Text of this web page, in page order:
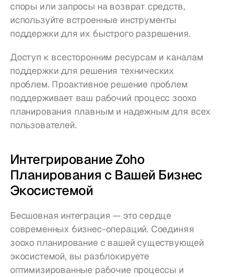
споры или запросы на возврат средств,
используйте встроенные инструменты
поддержки для их быстрого разрешения.
Доступ к всесторонним ресурсам и каналам
поддержки для решения технических
проблем. Проактивное решение проблем
поддерживает ваш рабочий процесс зоохо
планирования плавным и надежным для всех
пользователей.
Интегрирование Zoho
Планирования с Вашей Бизнес
Экосистемой
Бесшовная интеграция — это сердце
современных бизнес-операций. Соединяя
зоохо планирование с вашей существующей
экосистемой, вы разблокируете
оптимизированные рабочие процессы и